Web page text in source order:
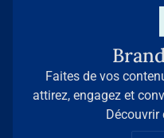
Faites de vos
attirez, engagez et
secteurs grâce à